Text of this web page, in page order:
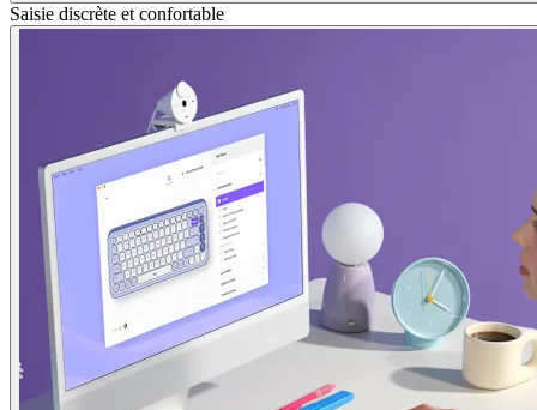
Saisie discrète et confortable